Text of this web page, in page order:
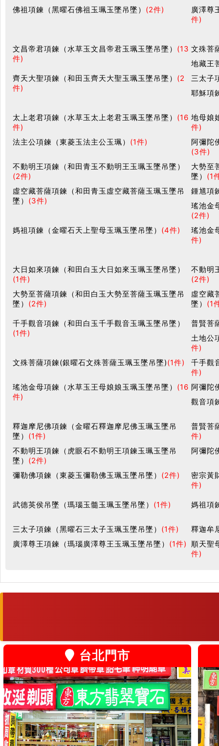
佛祖項鍊（黑曜石佛祖玉珮玉墜吊墜） (2件)
廣澤尊
件)
文昌帝君項鍊（水草玉文昌帝君玉珮玉墜吊墜） (13
件)
文殊菩
地藏王
齊天大聖項鍊（和田玉齊天大聖玉珮玉墜吊墜） (2
件)
三太子
耶穌項
太上老君項鍊（水草玉太上老君玉珮玉墜吊墜） (16
件)
地母娘
件)
法主公項鍊（東菱玉法主公玉珮） (1件)
阿彌陀
(3件)
不動明王項鍊（和田青玉不動明王玉珮玉墜吊墜）
(2件)
大勢至
墜） (1
虛空藏菩薩項鍊（和田青玉虛空藏菩薩玉珮玉墜吊
墜） (3件)
鍾馗項
瑤池金
(2件)
媽祖項鍊（金曜石天上聖母玉珮玉墜吊墜） (4件)
瑤池金
件)
大日如來項鍊（和田白玉大日如來玉珮玉墜吊墜）
(1件)
不動明
(2件)
大勢至菩薩項鍊（和田白玉大勢至菩薩玉珮玉墜吊
墜） (2件)
虛空藏
墜） (1
千手觀音項鍊（和田白玉千手觀音玉珮玉墜吊墜）
(1件)
普賢菩
土地公
件)
文殊菩薩項鍊(銀曜石文殊菩薩玉珮玉墜吊墜)(1件)
千手觀
件)
瑤池金母項鍊（水草玉王母娘娘玉珮玉墜吊墜） (16
件)
阿彌陀
觀音項
釋迦摩尼佛項鍊（金曜石釋迦摩尼佛玉珮玉墜吊
墜） (1件)
普賢菩
件)
不動明王項鍊（虎眼石不動明王項鍊玉珮玉墜吊
墜） (2件)
阿彌陀
彌勒佛項鍊（東菱玉彌勒佛玉珮玉墜吊墜） (2件)
密宗黃
件)
武德英侯吊墜（瑪瑙玉髓玉珮玉墜吊墜） (1件) 媽祖項
三太子項鍊（黑曜石三太子玉珮玉墜吊墜） (1件)
釋迦牟
廣澤尊王項鍊（瑪瑙廣澤尊王玉珮玉墜吊墜） (1件)
順天聖
件)
台北門市